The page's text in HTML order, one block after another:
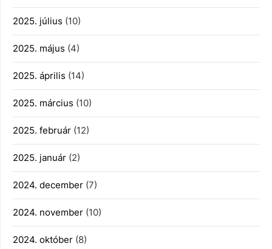
2025. július (10)
2025. május (4)
2025. április (14)
2025. március (10)
2025. február (12)
2025. január (2)
2024. december (7)
2024. november (10)
2024. október (8)